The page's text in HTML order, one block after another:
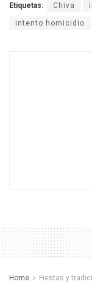
Etiquetas: Chiva
intento homicidio
Home Fiestas y